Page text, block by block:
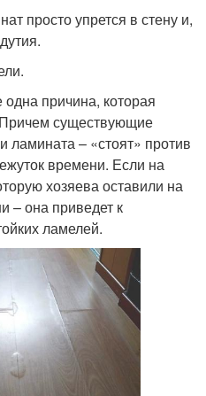
просто упрется в стену и,
причина, которая
существующие
ламината – «стоят» против
времени. Если на
хозяева оставили на
– она приведет к
ламелей.